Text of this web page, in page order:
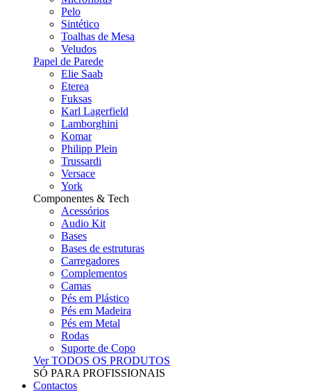
Pelo
Sintético
Toalhas de Mesa
Veludos
Papel de Parede
Elie Saab
Eterea
Fuksas
Karl Lagerfield
Lamborghini
Komar
Philipp Plein
Trussardi
Versace
York
Componentes & Tech
Acessórios
Audio Kit
Bases
Bases de estruturas
Carregadores
Complementos
Camas
Pés em Plástico
Pés em Madeira
Pés em Metal
Rodas
Suporte de Copo
Ver TODOS OS PRODUTOS
SÓ PARA PROFISSIONAIS
Contactos